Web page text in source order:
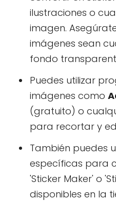
ilustraciones o
imagen.
imágenes sean
fondo
Puedes utilizar
imágenes como
(gratuito) o
para recortar y
También puedes
específicas para
'Sticker Maker' o
disponibles en la